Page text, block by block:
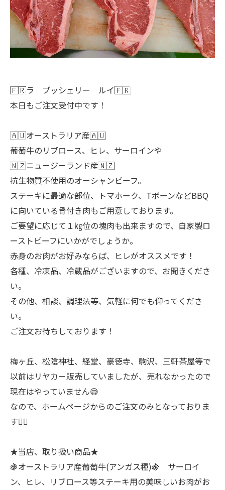
🇫🇷ラ ブッシェリー ルイ🇫🇷
本日もご注文受付中です！
🇦🇺オーストラリア産🇦🇺
葡萄牛のリブロース、ヒレ、サーロインや
🇳🇿ニュージーランド産🇳🇿
抗生物質不使用のオーシャンビーフ。
ステーキに最適な部位、トマホーク、TボーンなどBBQ
に向いている骨付き肉もご用意しております。
ご要望に応じて１㎏位の塊肉も出来ますので、自家製ロ
ーストビーフにいかがでしょうか。
赤身のお肉がお好みならば、ヒレがオススメです！
各種、冷凍品、冷蔵品がございますので、お聞きくださ
い。
その他、相談、調理法等、気軽に何でも仰ってくださ
い。
ご注文お待ちしております！
梅ヶ丘、松陰神社、経堂、豪徳寺、駒沢、三軒茶屋等で
以前はリヤカー販売していましたが、売れなかったので
現在はやっていません😅
なので、ホームページからのご注文のみとなっておりま
す🙇‍♂
★当店、取り扱い商品★
🍇オーストラリア産葡萄牛(アンガス種)🍇 サーロイ
ン、ヒレ、リブロース等ステーキ用の美味しいお肉がお